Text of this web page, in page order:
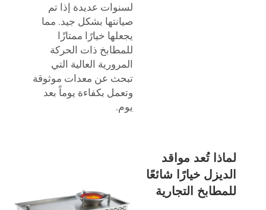
لسنوات عديدة إذا تم
صيانتها بشكل جيد. مما
يجعلها خيارًا ممتازًا
للمطابخ ذات الحركة
المرورية العالية التي
تبحث عن معدات موثوقة
وتعمل بكفاءة يوماً بعد
يوم.
لماذا تُعد مواقد
الديزل خيارًا شائعًا
للمطابخ التجارية